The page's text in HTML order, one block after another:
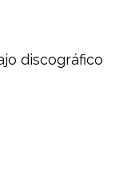
discográfico